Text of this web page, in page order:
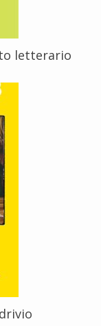
letterario